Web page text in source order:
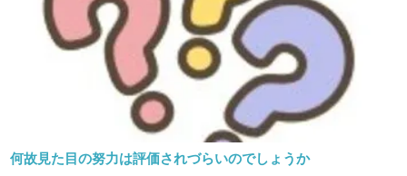
就職活動。あの頃は頑張れてたのに、入社した
今、なぜ頑張れないのだろう。
+24
何故見た目の努力は評価されづらいのでしょうか